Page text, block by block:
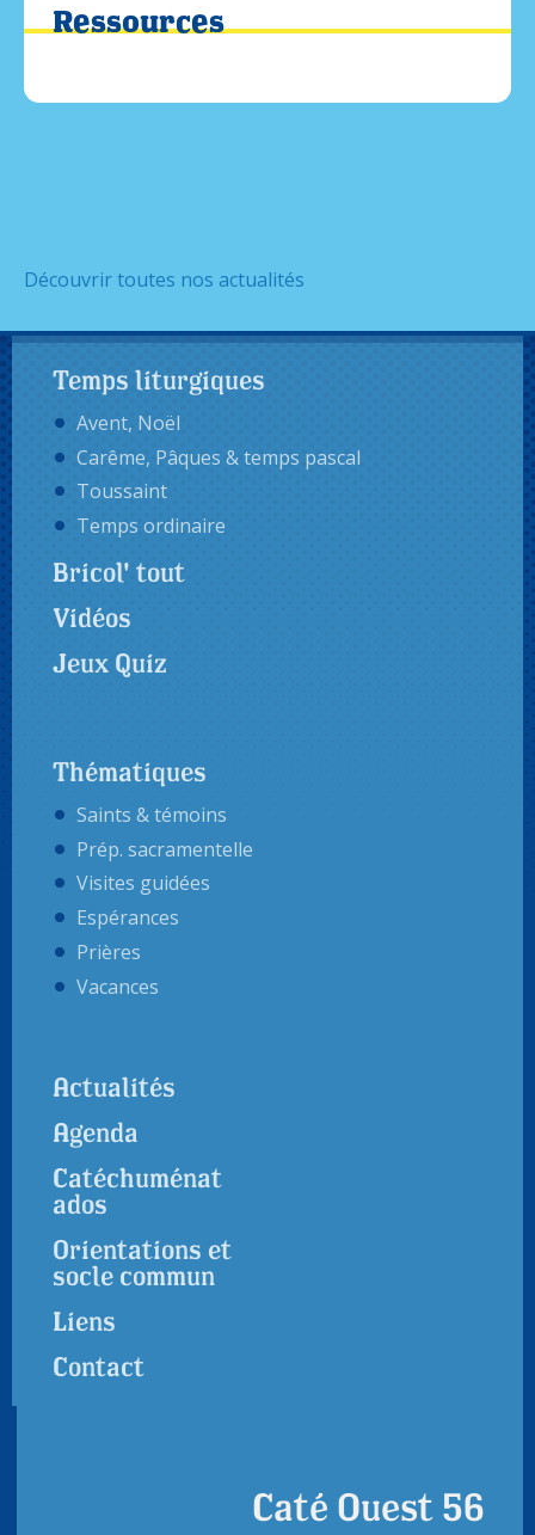
Ressources
Découvrir toutes nos actualités
Temps liturgiques
Avent, Noël
Carême, Pâques & temps pascal
Toussaint
Temps ordinaire
Bricol' tout
Vidéos
Jeux Quiz
Thématiques
Saints & témoins
Prép. sacramentelle
Visites guidées
Espérances
Prières
Vacances
Actualités
Agenda
Catéchuménat
ados
Orientations et
socle commun
Liens
Contact
Caté Ouest 56